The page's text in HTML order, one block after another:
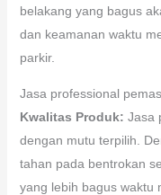
belakang yang bagus
dan keamanan waktu
parkir.
Jasa professional
Kwalitas Produk: Jasa
dengan mutu terpilih.
tahan pada bentrokan
yang lebih bagus waktu